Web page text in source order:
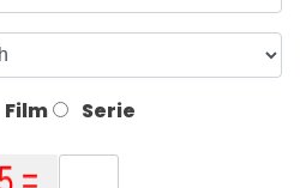
Film Serie